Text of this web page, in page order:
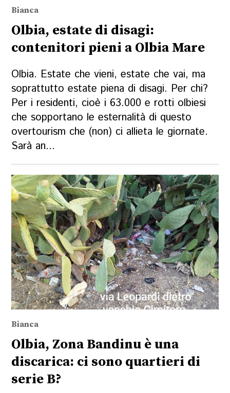
Bianca
Olbia, estate di disagi:
contenitori pieni a Olbia Mare
Olbia. Estate che vieni, estate che vai, ma
soprattutto estate piena di disagi. Per chi?
Per i residenti, cioè i 63.000 e rotti olbiesi
che sopportano le esternalità di questo
overtourism che (non) ci allieta le giornate.
Sarà an...
Bianca
Olbia, Zona Bandinu è una
discarica: ci sono quartieri di
serie B?